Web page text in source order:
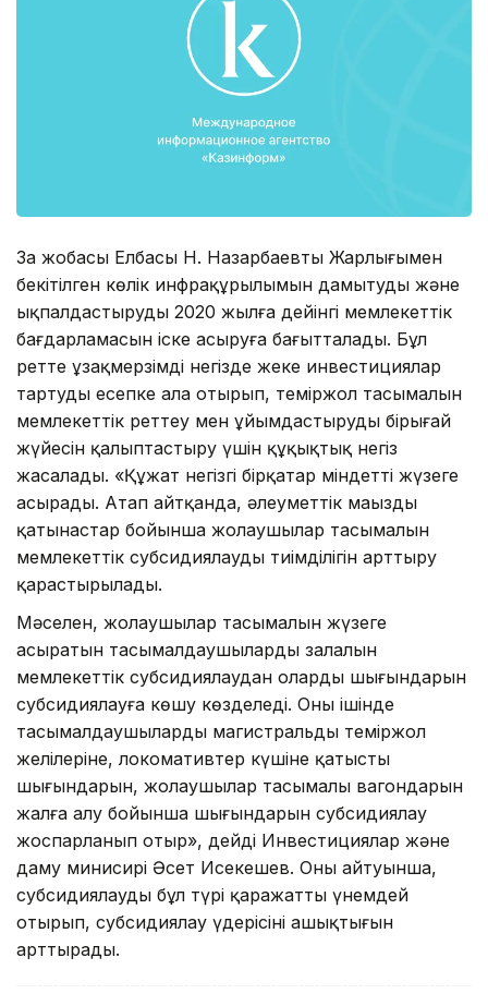
Заң жобасы Елбасы Н. Назарбаевтың Жарлығымен
бекітілген көлік инфрақұрылымын дамытудың және
ықпалдастырудың 2020 жылға дейінгі мемлекеттік
бағдарламасын іске асыруға бағытталады. Бұл
ретте ұзақмерзімді негізде жеке инвестициялар
тартуды есепке ала отырып, теміржол тасымалын
мемлекеттік реттеу мен ұйымдастырудың бірыңғай
жүйесін қалыптастыру үшін құқықтық негіз
жасалады. «Құжат негізгі бірқатар міндетті жүзеге
асырады. Атап айтқанда, әлеуметтік маңызды
қатынастар бойынша жолаушылар тасымалын
мемлекеттік субсидиялаудың тиімділігін арттыру
қарастырылады.
Мәселен, жолаушылар тасымалын жүзеге
асыратын тасымалдаушылардың залалын
мемлекеттік субсидиялаудан олардың шығындарын
субсидиялауға көшу көзделеді. Оның ішінде
тасымалдаушылардың магистральды теміржол
желілеріне, локомативтер күшіне қатысты
шығындарын, жолаушылар тасымалы вагондарын
жалға алу бойынша шығындарын субсидиялау
жоспарланып отыр», дейді Инвестициялар және
даму минисирі Әсет Исекешев. Оның айтуынша,
субсидиялаудың бұл түрі қаражатты үнемдей
отырып, субсидиялау үдерісінің ашықтығын
арттырады.